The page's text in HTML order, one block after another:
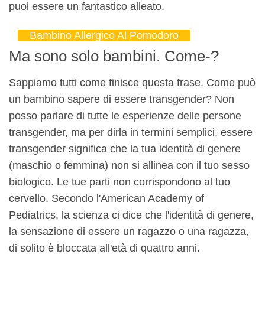
puoi essere un fantastico alleato.
Bambino Allergico Al Pomodoro
Ma sono solo bambini. Come-?
Sappiamo tutti come finisce questa frase. Come può
un bambino sapere di essere transgender? Non
posso parlare di tutte le esperienze delle persone
transgender, ma per dirla in termini semplici, essere
transgender significa che la tua identità di genere
(maschio o femmina) non si allinea con il tuo sesso
biologico. Le tue parti non corrispondono al tuo
cervello. Secondo l'American Academy of
Pediatrics, la scienza ci dice che l'identità di genere,
la sensazione di essere un ragazzo o una ragazza,
di solito è bloccata all'età di quattro anni.